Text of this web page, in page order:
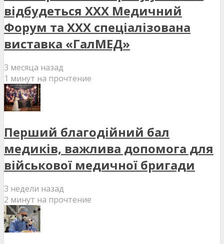
відбудеться XXX Медичний
Форум та XXX спеціалізована
виставка «ГалМЕД»
3 месяца назад
1 минут на прочтение
Перший благодійний бал
медиків, важлива допомога для
військової медичної бригади
3 недели назад
2 минут на прочтение